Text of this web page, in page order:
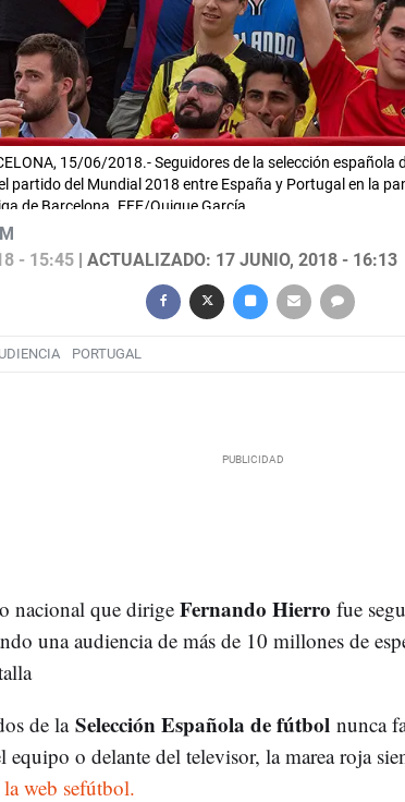
15/06/2018.- Seguidores de la selección española
partido del Mundial 2018 entre España y Portugal en la
de Barcelona. EFE/Quique García
- 15:45| ACTUALIZADO: 17 JUNIO, 2018 - 16:13
PORTUGAL
nacional que dirigeFernando Hierro fue
una audiencia de más de 10 millones de
de la Selección Española de fútbol nunca
equipo o delante del televisor, la marea roja
la web sefútbol.